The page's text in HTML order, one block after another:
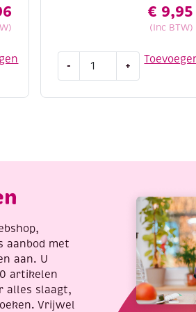
€ 9,95
(Inc BTW)
-
mooiste
Natuur
+
aanbod met
aan. U
artikelen
alles slaagt,
Vrijwel